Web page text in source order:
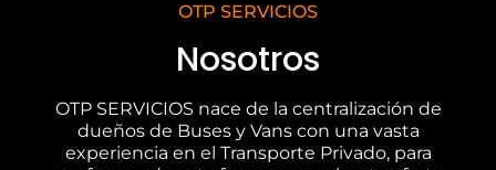
OTP SERVICIOS
Nosotros
OTP SERVICIOS nace de la centralización de
dueños de Buses y Vans con una vasta
experiencia en el Transporte Privado, para